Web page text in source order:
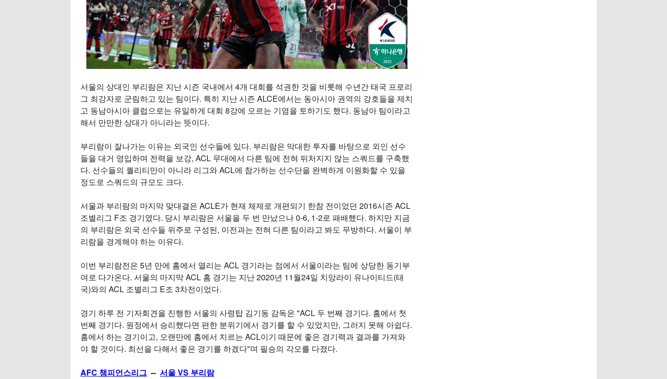
서울의 상대인 부리람은 지난 시즌 국내에서 4개 대회를 석권한 것을 비롯해 수년간 태국 프로리
그 최강자로 군림하고 있는 팀이다. 특히 지난 시즌 ALCE에서는 동아시아 권역의 강호들을 제치
고 동남아시아 클럽으로는 유일하게 대회 8강에 오르는 기염을 토하기도 했다. 동남아 팀이라고
해서 만만한 상대가 아니라는 뜻이다.
부리람이 잘나가는 이유는 외국인 선수들에 있다. 부리람은 막대한 투자를 바탕으로 외인 선수
들을 대거 영입하며 전력을 보강, ACL 무대에서 다른 팀에 전혀 뒤처지지 않는 스쿼드를 구축했
다. 선수들의 퀄리티만이 아니라 리그와 ACL에 참가하는 선수단을 완벽하게 이원화할 수 있을
정도로 스쿼드의 규모도 크다.
서울과 부리람의 마지막 맞대결은 ACLE가 현재 체제로 개편되기 한참 전이었던 2016시즌 ACL
조별리그 F조 경기였다. 당시 부리람은 서울을 두 번 만났으나 0-6, 1-2로 패배했다. 하지만 지금
의 부리람은 외국 선수들 위주로 구성된, 이전과는 전혀 다른 팀이라고 봐도 무방하다. 서울이 부
리람을 경계해야 하는 이유다.
이번 부리람전은 5년 만에 홈에서 열리는 ACL 경기라는 점에서 서울이라는 팀에 상당한 동기부
여로 다가온다. 서울의 마지막 ACL 홈 경기는 지난 2020년 11월24일 치앙라이 유나이티드(태
국)와의 ACL 조별리그 E조 3차전이었다.
경기 하루 전 기자회견을 진행한 서울의 사령탑 김기동 감독은 "ACL 두 번째 경기다. 홈에서 첫
번째 경기다. 원정에서 승리했다면 편한 분위기에서 경기를 할 수 있었지만, 그러지 못해 아쉽다.
홈에서 하는 경기이고, 오랜만에 홈에서 치르는 ACL이기 때문에 좋은 경기력과 결과를 가져와
야 할 것이다. 최선을 다해서 좋은 경기를 하겠다"며 필승의 각오를 다졌다.
AFC 챔피언스리그 -- 서울 VS 부리람